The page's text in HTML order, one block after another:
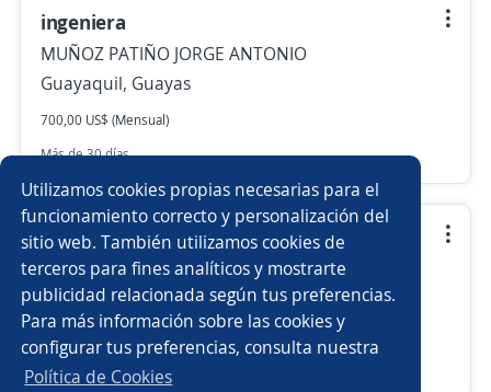
Utilizamos cookies propias necesarias para el
funcionamiento correcto y personalización del
sitio web. También utilizamos cookies de
terceros para fines analíticos y mostrarte
publicidad relacionada según tus preferencias.
Para más información sobre las cookies y
configurar tus preferencias, consulta nuestra
Política de Cookies
ingeniera
MUÑOZ PATIÑO JORGE ANTONIO
Guayaquil, Guayas
700,00 US$ (Mensual)
Más de 30 días
Recepcionista asistente administrativo
MUÑOZ PATIÑO JORGE ANTONIO
Guayaquil, Guayas
Más de 30 días